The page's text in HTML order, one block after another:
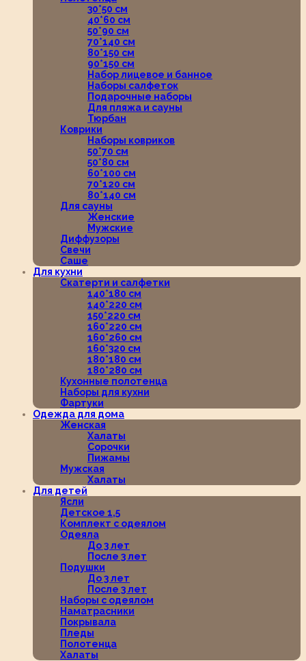
30*50 см
40*60 см
50*90 см
70*140 см
80*150 см
90*150 см
Набор лицевое и банное
Наборы салфеток
Подарочные наборы
Для пляжа и сауны
Тюрбан
Коврики
Наборы ковриков
50*70 см
50*80 см
60*100 см
70*120 см
80*140 см
Для сауны
Женские
Мужские
Диффузоры
Свечи
Саше
Для кухни
Скатерти и салфетки
140*180 см
140*220 см
150*220 см
160*220 см
160*260 см
160*320 см
180*180 см
180*280 см
Кухонные полотенца
Наборы для кухни
Фартуки
Одежда для дома
Женская
Халаты
Сорочки
Пижамы
Мужская
Халаты
Для детей
Ясли
Детское 1,5
Комплект с одеялом
Одеяла
До 3 лет
После 3 лет
Подушки
До 3 лет
После 3 лет
Наборы с одеялом
Наматрасники
Покрывала
Пледы
Полотенца
Халаты